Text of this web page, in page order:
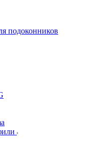
подоконников